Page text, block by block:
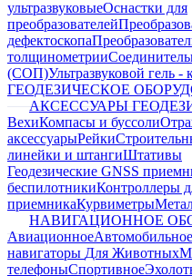
ультразвуковыеОснастки для
преобразователей
дефектоскопа
толщинометрии
(СОП)Ультразвуковой гель -
ГЕОДЕЗИЧЕСКОЕ
АКСЕССУАРЫ
ВехиКомпасы и буссоли
аксессуарыРейки
линейки и штангиШтативы
Геодезические GNSS
беспилотникиКонтроллеры
приемникаКурвиметры
НАВИГАЦИОННОЕ
АвиационноеАвтомобильное
навигаторы Для Животных
телефоныСпортивное